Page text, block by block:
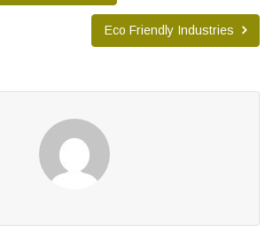
Eco Friendly Industries